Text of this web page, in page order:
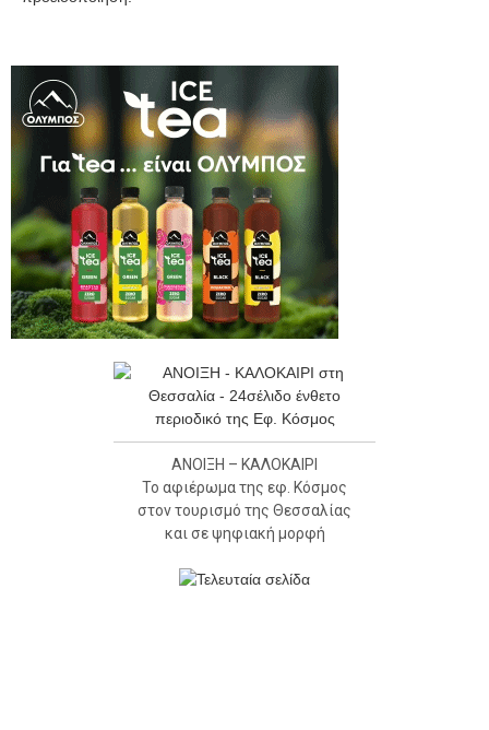
ΑΝΟΙΞΗ – ΚΑΛΟΚΑΙΡΙ
Το αφιέρωμα της εφ. Κόσμος
στον τουρισμό της Θεσσαλίας
και σε ψηφιακή μορφή